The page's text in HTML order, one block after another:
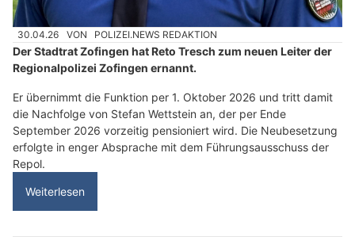
30.04.26 VON POLIZEI.NEWS REDAKTION
Der Stadtrat Zofingen hat Reto Tresch zum neuen Leiter der
Regionalpolizei Zofingen ernannt.
Er übernimmt die Funktion per 1. Oktober 2026 und tritt damit
die Nachfolge von Stefan Wettstein an, der per Ende
September 2026 vorzeitig pensioniert wird. Die Neubesetzung
erfolgte in enger Absprache mit dem Führungsausschuss der
Repol.
Weiterlesen